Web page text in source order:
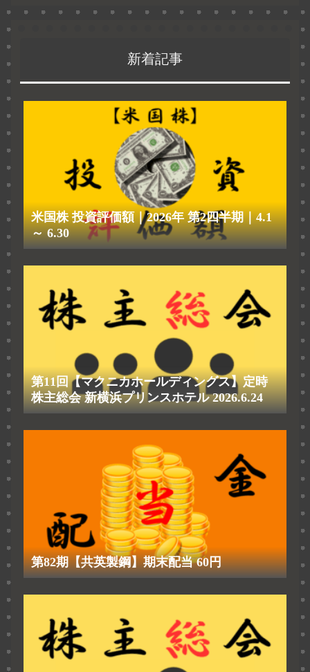
新着記事
米国株 投資評価額｜2026年 第2四半期｜4.1
～ 6.30
第11回【マクニカホールディングス】定時
株主総会 新横浜プリンスホテル 2026.6.24
第82期【共英製鋼】期末配当 60円